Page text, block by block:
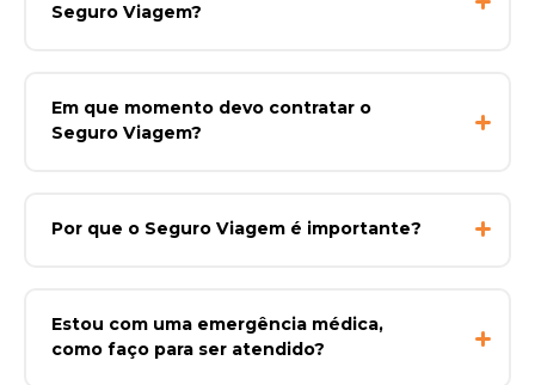
Seguro Viagem?
Em que momento devo contratar o
Seguro Viagem?
Por que o Seguro Viagem é importante?
Estou com uma emergência médica,
como faço para ser atendido?